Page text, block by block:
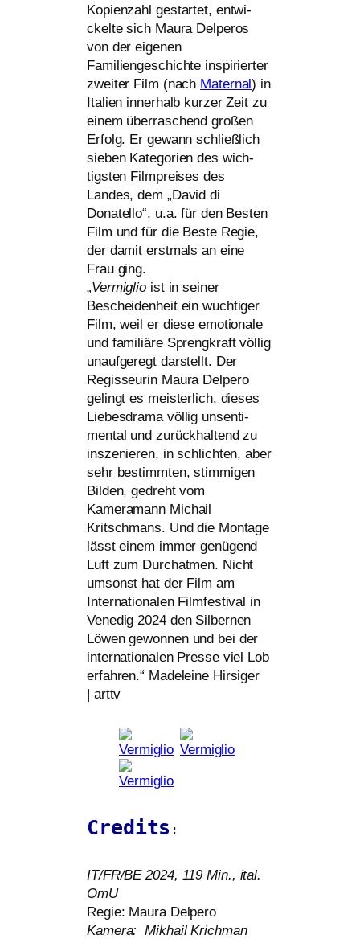
Kopienzahl gestar­tet, ent­wi­
ckel­te sich Maura Delperos
von der eige­nen
Familiengeschichte inspi­rier­ter
zwei­ter Film (nach Maternal) in
Italien inner­halb kur­zer Zeit zu
einem über­ra­schend gro­ßen
Erfolg. Er gewann schließ­lich
sie­ben Kategorien des wich­
tigs­ten Filmpreises des
Landes, dem „David di
Donatello“, u.a. für den Besten
Film und für die Beste Regie,
der damit erst­mals an eine
Frau ging.
„Vermiglio ist in sei­ner
Bescheidenheit ein wuch­ti­ger
Film, weil er die­se emo­tio­na­le
und fami­liä­re Sprengkraft völ­lig
unauf­ge­regt dar­stellt. Der
Regisseurin Maura Delpero
gelingt es meis­ter­lich, die­ses
Liebesdrama völ­lig unsen­ti­
men­tal und zurück­hal­tend zu
insze­nie­ren, in schlich­ten, aber
sehr bestimm­ten, stim­mi­gen
Bilden, gedreht vom
Kameramann Michail
Kritschmans. Und die Montage
lässt einem immer genü­gend
Luft zum Durchatmen. Nicht
umsonst hat der Film am
Internationalen Filmfestival in
Venedig 2024 den Silbernen
Löwen gewon­nen und bei der
inter­na­tio­na­len Presse viel Lob
erfah­ren.“ Madeleine Hirsiger
| arttv
Credits :
IT/FR/BE2024, 119 Min., ital.
OmU
Regie: Maura Delpero
Kamera: Mikhail Krichman